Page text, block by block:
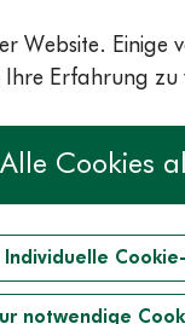
an den
Viele
sind
in den
Voiß. Oft
Website. Einige
Ihre Erfahrung zu
Alle Cookies
Individuelle
notwendige